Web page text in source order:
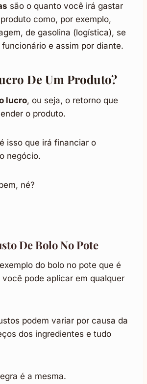
são o quanto você irá gastar
como, por exemplo,
de gasolina (logística), se
e assim por diante.
De Um Produto?
lucro, ou seja, o retorno que
o produto.
isso que irá financiar o
negócio.
né?
De Bolo No Pote
do bolo no pote que é
você pode aplicar em qualquer
podem variar por causa da
dos ingredientes e tudo
é a mesma.